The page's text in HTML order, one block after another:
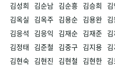
김성희
김순남 김순흥 김승희
김옥실
김옥주 김용순 김용완
김응석
김응익 김재순 김재준
김정태 김준철 김중구 김지용
김현숙 김현진 김현철 김현한